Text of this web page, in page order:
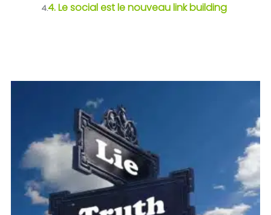
4.4. Le social est le nouveau link building